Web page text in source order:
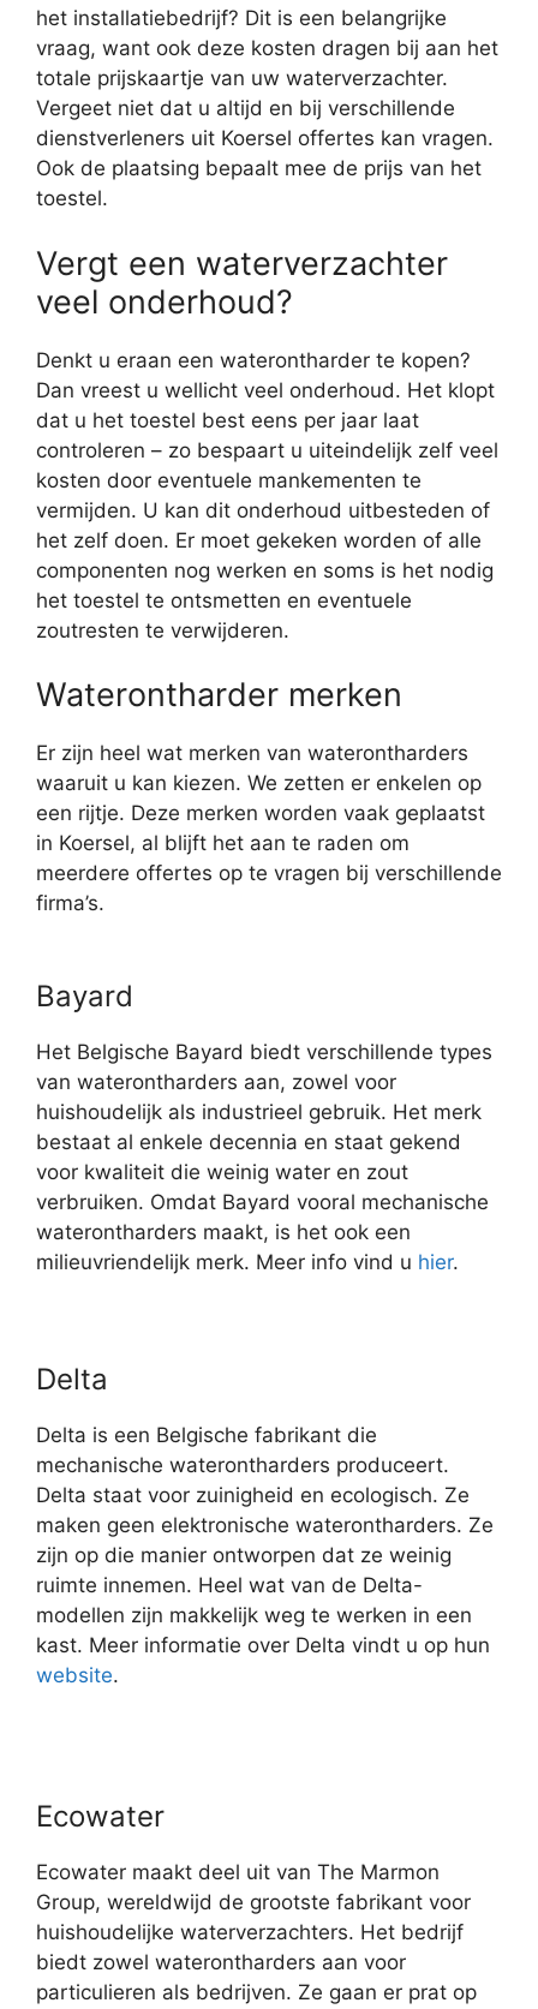
het installatiebedrijf? Dit is een belangrijke
vraag, want ook deze kosten dragen bij aan het
totale prijskaartje van uw waterverzachter.
Vergeet niet dat u altijd en bij verschillende
dienstverleners uit Koersel offertes kan vragen.
Ook de plaatsing bepaalt mee de prijs van het
toestel.
Vergt een waterverzachter
veel onderhoud?
Denkt u eraan een waterontharder te kopen?
Dan vreest u wellicht veel onderhoud. Het klopt
dat u het toestel best eens per jaar laat
controleren – zo bespaart u uiteindelijk zelf veel
kosten door eventuele mankementen te
vermijden. U kan dit onderhoud uitbesteden of
het zelf doen. Er moet gekeken worden of alle
componenten nog werken en soms is het nodig
het toestel te ontsmetten en eventuele
zoutresten te verwijderen.
Waterontharder merken
Er zijn heel wat merken van waterontharders
waaruit u kan kiezen. We zetten er enkelen op
een rijtje. Deze merken worden vaak geplaatst
in Koersel, al blijft het aan te raden om
meerdere offertes op te vragen bij verschillende
firma’s.
Bayard
Het Belgische Bayard biedt verschillende types
van waterontharders aan, zowel voor
huishoudelijk als industrieel gebruik. Het merk
bestaat al enkele decennia en staat gekend
voor kwaliteit die weinig water en zout
verbruiken. Omdat Bayard vooral mechanische
waterontharders maakt, is het ook een
milieuvriendelijk merk. Meer info vind u hier.
Delta
Delta is een Belgische fabrikant die
mechanische waterontharders produceert.
Delta staat voor zuinigheid en ecologisch. Ze
maken geen elektronische waterontharders. Ze
zijn op die manier ontworpen dat ze weinig
ruimte innemen. Heel wat van de Delta-
modellen zijn makkelijk weg te werken in een
kast. Meer informatie over Delta vindt u op hun
website.
Ecowater
Ecowater maakt deel uit van The Marmon
Group, wereldwijd de grootste fabrikant voor
huishoudelijke waterverzachters. Het bedrijf
biedt zowel waterontharders aan voor
particulieren als bedrijven. Ze gaan er prat op